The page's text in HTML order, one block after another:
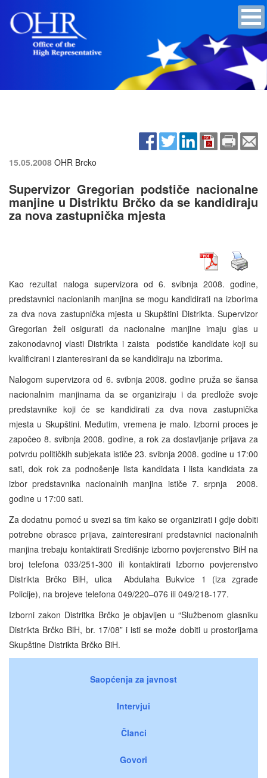
15.05.2008 OHR Brcko
Supervizor Gregorian podstiče nacionalne
manjine u Distriktu Brčko da se kandidiraju
za nova zastupnička mjesta
Kao rezultat naloga supervizora od 6. svibnja 2008. godine,
predstavnici nacionlanih manjina se mogu kandidirati na izborima
za dva nova zastupnička mjesta u Skupštini Distrikta. Supervizor
Gregorian želi osigurati da nacionalne manjine imaju glas u
zakonodavnoj vlasti Distrikta i zaista podstiče kandidate koji su
kvalificirani i zianteresirani da se kandidiraju na izborima.
Nalogom supervizora od 6. svibnja 2008. godine pruža se šansa
nacionalnim manjinama da se organiziraju i da predlože svoje
predstavnike koji će se kandidirati za dva nova zastupnička
mjesta u Skupštini. Međutim, vremena je malo. Izborni proces je
započeo 8. svibnja 2008. godine, a rok za dostavljanje prijava za
potvrdu političkih subjekata ističe 23. svibnja 2008. godine u 17:00
sati, dok rok za podnošenje lista kandidata i lista kandidata za
izbor predstavnika nacionalnih manjina ističe 7. srpnja 2008.
godine u 17:00 sati.
Za dodatnu pomoć u svezi sa tim kako se organizirati i gdje dobiti
potrebne obrasce prijava, zainteresirani predstavnici nacionalnih
manjina trebaju kontaktirati Središnje izborno povjerenstvo BiH na
broj telefona 033/251-300 ili kontaktirati Izborno povjerenstvo
Distrikta Brčko BiH, ulica Abdulaha Bukvice 1 (iza zgrade
Policije), na brojeve telefona 049/220–076 ili 049/218-177.
Izborni zakon Distritka Brčko je objavljen u “Službenom glasniku
Distrikta Brčko BiH, br. 17/08” i isti se može dobiti u prostorijama
Skupštine Distrikta Brčko BiH.
Saopćenja za javnost
Intervjui
Članci
Govori